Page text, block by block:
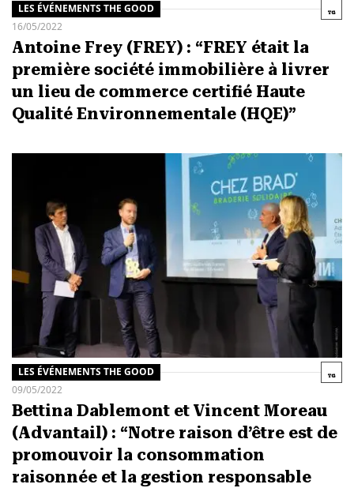
LES ÉVÉNEMENTS THE GOOD
16/05/2022
Antoine Frey (FREY) : “FREY était la
première société immobilière à livrer
un lieu de commerce certifié Haute
Qualité Environnementale (HQE)”
LES ÉVÉNEMENTS THE GOOD
09/05/2022
Bettina Dablemont et Vincent Moreau
(Advantail) : “Notre raison d’être est de
promouvoir la consommation
raisonnée et la gestion responsable